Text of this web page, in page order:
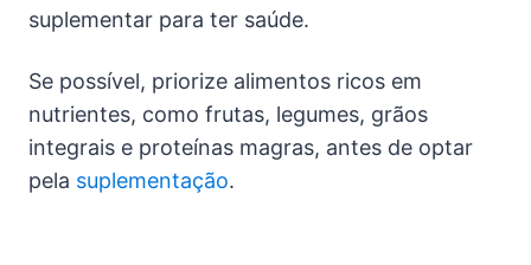
suplementar para ter saúde.
Se possível, priorize alimentos ricos em
nutrientes, como frutas, legumes, grãos
integrais e proteínas magras, antes de optar
pela suplementação.